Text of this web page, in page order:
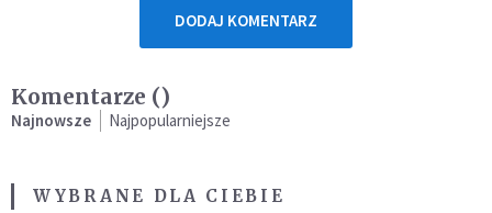
DODAJ KOMENTARZ
Komentarze ()
Najnowsze Najpopularniejsze
WYBRANE DLA CIEBIE